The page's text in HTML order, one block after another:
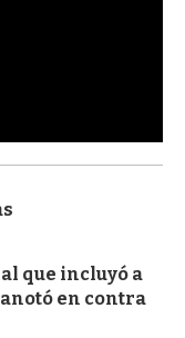
que incluyó a
en contra